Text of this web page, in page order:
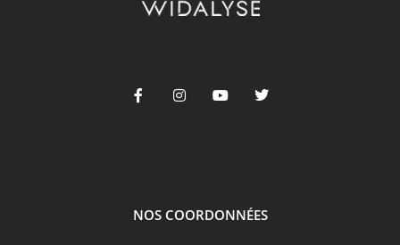
NOS COORDONNÉES